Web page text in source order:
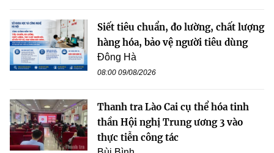
Siết tiêu chuẩn, đo lường, chất lượng
hàng hóa, bảo vệ người tiêu dùng
Đông Hà
08:00 09/08/2026
Thanh tra Lào Cai cụ thể hóa tinh
thần Hội nghị Trung ương 3 vào
thực tiễn công tác